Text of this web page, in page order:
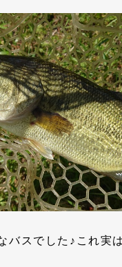
バスでした♪これ実